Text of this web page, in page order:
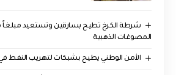
المصوغات الذهبية
الأمن الوطني يطيح بشبكات لتهريب النفط